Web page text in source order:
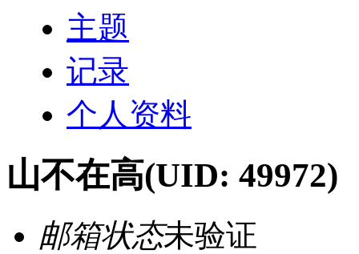
主题
记录
个人资料
山不在高(UID: 49972)
邮箱状态未验证